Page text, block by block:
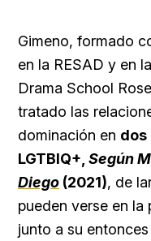
Gimeno, formado
en la RESAD y en
Drama School
tratado las
dominación en
LGTBIQ+, Según
Diego (2021), de
pueden verse en la
junto a su